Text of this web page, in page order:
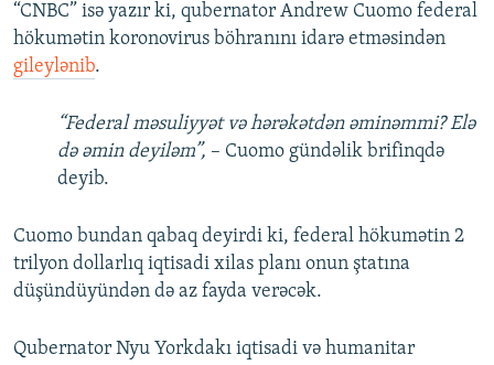
“CNBC” isə yazır ki, qubernator Andrew Cuomo federal
hökumətin koronovirus böhranını idarə etməsindən
gileylənib.
“Federal məsuliyyət və hərəkətdən əminəmmi? Elə
də əmin deyiləm”, – Cuomo gündəlik brifinqdə
deyib.
Cuomo bundan qabaq deyirdi ki, federal hökumətin 2
trilyon dollarlıq iqtisadi xilas planı onun ştatına
düşündüyündən də az fayda verəcək.
Qubernator Nyu Yorkdakı iqtisadi və humanitar